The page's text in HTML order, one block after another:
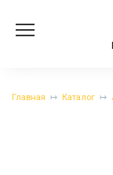
содержанию
Главная Каталог